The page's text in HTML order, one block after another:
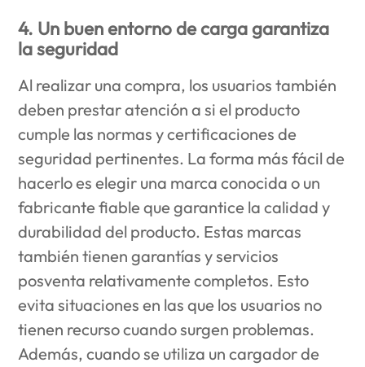
4. Un buen entorno de carga garantiza
la seguridad
Al realizar una compra, los usuarios también
deben prestar atención a si el producto
cumple las normas y certificaciones de
seguridad pertinentes. La forma más fácil de
hacerlo es elegir una marca conocida o un
fabricante fiable que garantice la calidad y
durabilidad del producto. Estas marcas
también tienen garantías y servicios
posventa relativamente completos. Esto
evita situaciones en las que los usuarios no
tienen recurso cuando surgen problemas.
Además, cuando se utiliza un cargador de